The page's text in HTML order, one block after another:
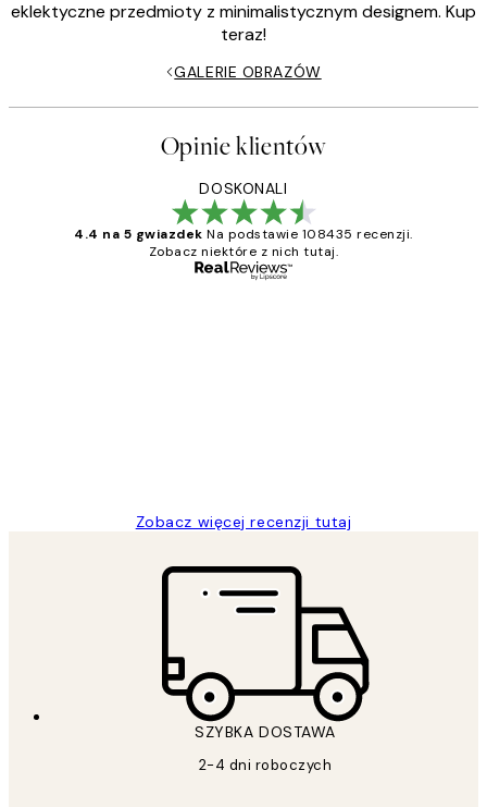
eklektyczne przedmioty z minimalistycznym designem. Kup
teraz!
GALERIE OBRAZÓW
Opinie klientów
DOSKONALI
4.4 na 5 gwiazdek Na podstawie 108435 recenzji.
Zobacz niektóre z nich tutaj.
Zobacz więcej recenzji tutaj
SZYBKA DOSTAWA
2-4 dni roboczych